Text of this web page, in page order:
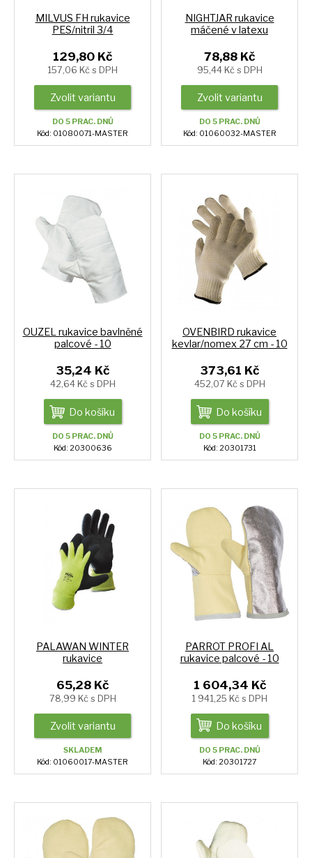
MILVUS FH rukavice
PES/nitril 3/4
129,80 Kč
157,06 Kč s DPH
Zvolit variantu
DO 5 PRAC. DNŮ
Kód: 01080071-MASTER
NIGHTJAR rukavice
máčené v latexu
78,88 Kč
95,44 Kč s DPH
Zvolit variantu
DO 5 PRAC. DNŮ
Kód: 01060032-MASTER
OUZEL rukavice bavlněné
palcové - 10
35,24 Kč
42,64 Kč s DPH
Do košíku
DO 5 PRAC. DNŮ
Kód: 20300636
OVENBIRD rukavice
kevlar/nomex 27 cm - 10
373,61 Kč
452,07 Kč s DPH
Do košíku
DO 5 PRAC. DNŮ
Kód: 20301731
PALAWAN WINTER
rukavice
65,28 Kč
78,99 Kč s DPH
Zvolit variantu
SKLADEM
Kód: 01060017-MASTER
PARROT PROFI AL
rukavice palcové - 10
1 604,34 Kč
1 941,25 Kč s DPH
Do košíku
DO 5 PRAC. DNŮ
Kód: 20301727